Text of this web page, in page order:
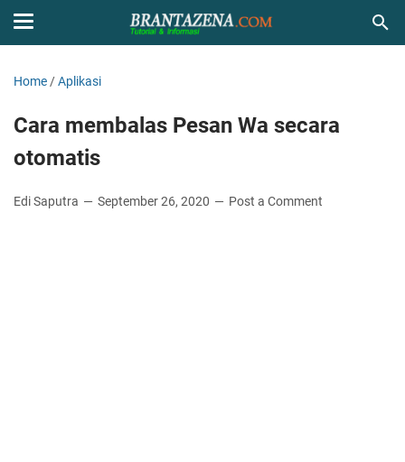
Home /Aplikasi
Cara membalas Pesan Wa secara
otomatis
Edi Saputra September 26, 2020 Post a Comment